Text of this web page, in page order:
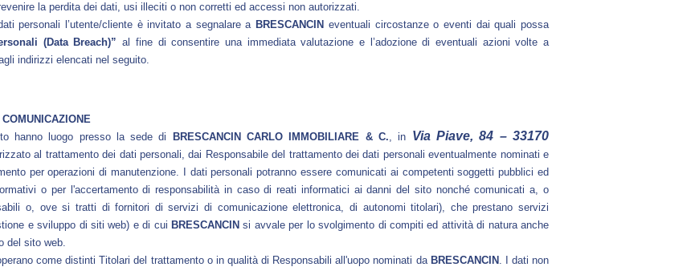
la perdita dei dati, usi illeciti o non corretti ed accessi non autorizzati.
personali l’utente/cliente è invitato a segnalare a BRESCANCIN eventuali circostanze o eventi dai quali possa
(Data Breach)” al fine di consentire una immediata valutazione e l’adozione di eventuali azioni volte a
indirizzi elencati nel seguito.
hanno luogo presso la sede di
BRESCANCIN CARLO IMMOBILIARE & C., in Via Piave, 84 – 33170
al trattamento dei dati personali, dai Responsabile del trattamento dei dati personali eventualmente nominati e
per operazioni di manutenzione. I dati personali potranno essere comunicati ai competenti soggetti pubblici ed
o per l'accertamento di responsabilità in caso di reati informatici ai danni del sito nonché comunicati a, o
o, ove si tratti di fornitori di servizi di comunicazione elettronica, di autonomi titolari), che prestano servizi
e sviluppo di siti web) e di cui BRESCANCIN si avvale per lo svolgimento di compiti ed attività di natura anche
del sito web.
come distinti Titolari del trattamento o in qualità di Responsabili all'uopo nominati da BRESCANCIN . I dati non